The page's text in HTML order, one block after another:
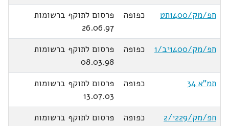
חפ/מק/1400תט
כפופה
פרסום לתוקף ברשומות
26.06.97
חפ/מק/1400יב/1
כפופה
פרסום לתוקף ברשומות
08.03.98
תמ"א 34
כפופה
פרסום לתוקף ברשומות
13.07.03
חפ/מק/229י/2
כפופה
פרסום לתוקף ברשומות